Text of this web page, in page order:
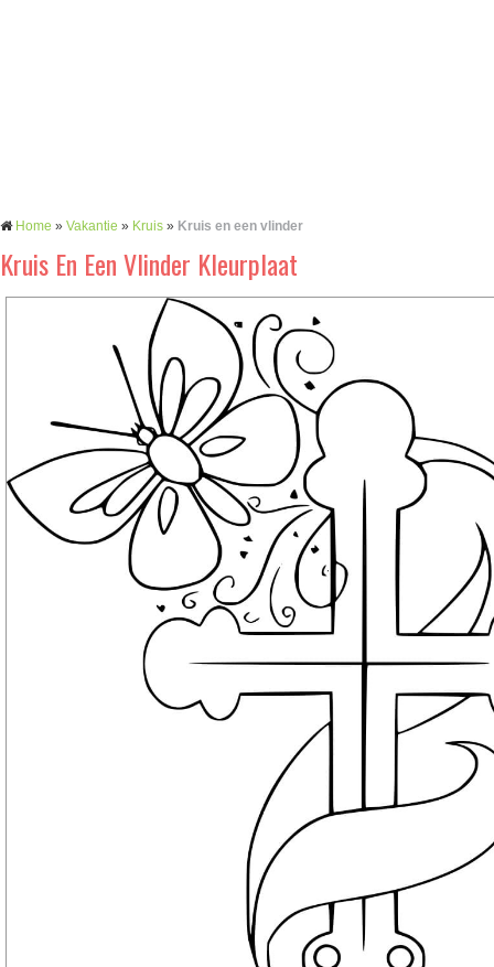
Home » Vakantie » Kruis » Kruis en een vlinder
Kruis En Een Vlinder Kleurplaat